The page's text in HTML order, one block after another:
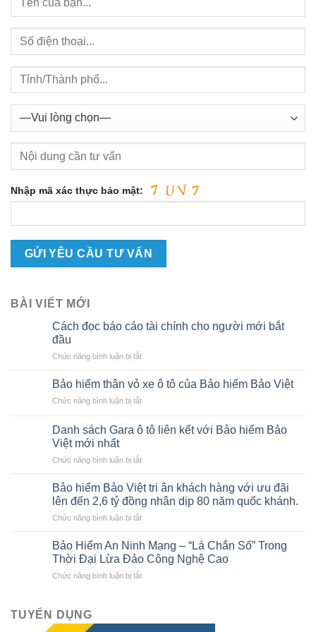
Nhập mã xác thực bảo mật:
BÀI VIẾT MỚI
Cách đọc báo cáo tài chính cho người mới bắt
đầu
Chức năng bình luận bị tắtở
cáo
chính
mới
đầu
Bảo hiểm thân vỏ xe ô tô của Bảo hiểm Bảo Việt
Chức năng bình luận bị tắtở
hiểm
thân
xe
tô
Bảo
hiểm
Việt
Danh sách Gara ô tô liên kết với Bảo hiểm Bảo
Việt mới nhất
Chức năng bình luận bị tắtở
sách
Gara
ô
tô
kết
với
hiểm
Bảo hiểm Bảo Việt tri ân khách hàng với ưu đãi
lên đến 2,6 tỷ đồng nhân dịp 80 năm quốc khánh.
Chức năng bình luận bị tắtở
hiểm
Bảo
Việt
tri
với
Bảo Hiểm An Ninh Mạng – “Lá Chắn Số” Trong
Thời Đại Lừa Đảo Công Nghệ Cao
Chức năng bình luận bị tắtở
Ninh
TUYỂN DỤNG